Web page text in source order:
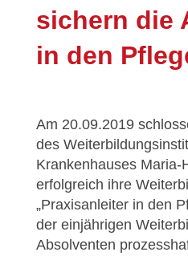
sichern die
in den
Am 20.09.2019
des
Krankenhauses Maria-
erfolgreich ihre
„Praxisanleiter in den
der einjährigen
Absolventen